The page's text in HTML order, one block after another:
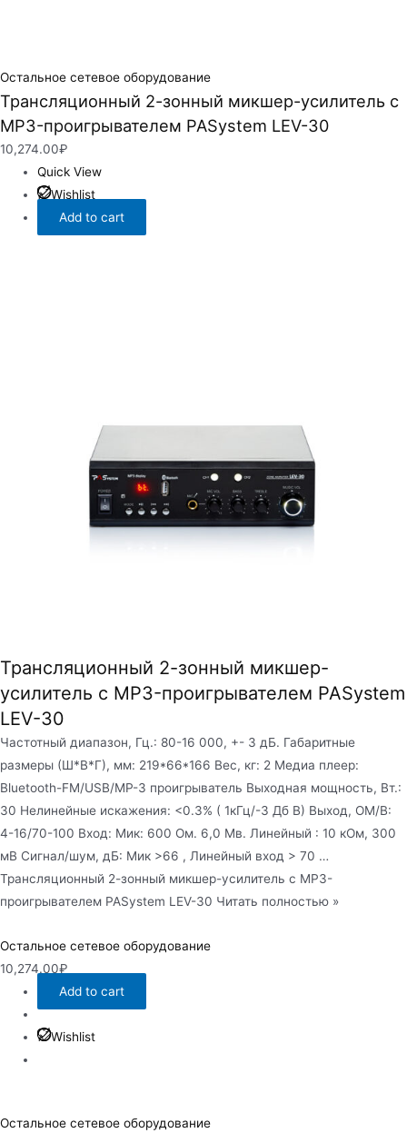
Остальное сетевое оборудование
Трансляционный 2-зонный микшер-усилитель с
MP3-проигрывателем PASystem LEV-30
10,274.00₽
Quick View
Wishlist
Add to cart
Трансляционный 2-зонный микшер-
усилитель с MP3-проигрывателем PASystem
LEV-30
Частотный диапазон, Гц.: 80-16 000, +- 3 дБ. Габаритные
размеры (Ш*В*Г), мм: 219*66*166 Вес, кг: 2 Медиа плеер:
Bluetooth-FM/USB/MP-3 проигрыватель Выходная мощность, Вт.:
30 Нелинейные искажения: <0.3% ( 1кГц/-3 Дб В) Выход, ОМ/В:
4-16/70-100 Вход: Мик: 600 Ом. 6,0 Мв. Линейный : 10 кОм, 300
мВ Сигнал/шум, дБ: Мик >66 , Линейный вход > 70 …
Трансляционный 2-зонный микшер-усилитель с MP3-
проигрывателем PASystem LEV-30 Читать полностью »
Остальное сетевое оборудование
10,274.00₽
Add to cart
Wishlist
Остальное сетевое оборудование